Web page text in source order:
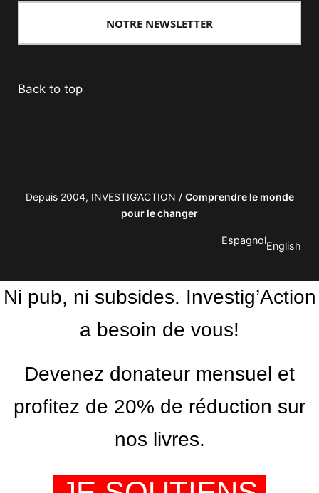
NOTRE NEWSLETTER
Back to top
Depuis 2004, INVESTIG’ACTION / Comprendre le monde
pour le changer
EspagnolEnglish
Ni pub, ni subsides. Investig’Action
a besoin de vous!
Devenez donateur mensuel et
profitez de 20% de réduction sur
nos livres.